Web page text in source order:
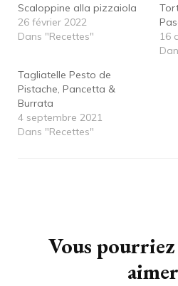
Scaloppine alla pizzaiola
26 février 2022
Dans "Recettes"
16
Tagliatelle Pesto de
Pistache, Pancetta &
Burrata
4 septembre 2021
Dans "Recettes"
Vous